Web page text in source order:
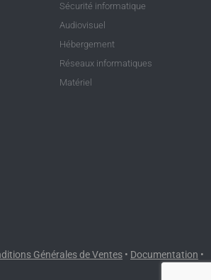
Sécurité informatique
Audiovisuel
Hébergement
Réseaux informatiques
Matériel
Générales de Ventes • Documentation •